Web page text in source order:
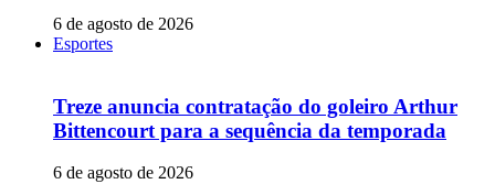
6 de agosto de 2026
Esportes
Treze anuncia contratação do goleiro Arthur
Bittencourt para a sequência da temporada
6 de agosto de 2026